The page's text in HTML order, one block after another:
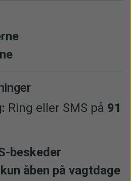
Ring eller SMS på 91
beskeder
kun åben på vagtdage